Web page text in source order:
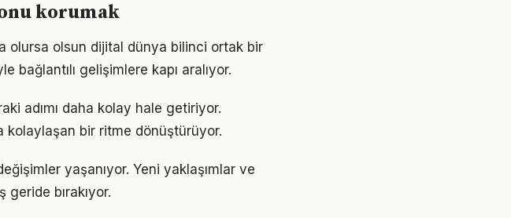
korumak
olursa olsun dijital dünya bilinci ortak bir
bağlantılı gelişimlere kapı aralıyor.
adımı daha kolay hale getiriyor.
kolaylaşan bir ritme dönüştürüyor.
yaşanıyor. Yeni yaklaşımlar ve
geride bırakıyor.